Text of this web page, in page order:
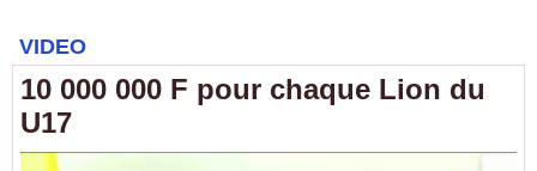
VIDEO
10 000 000 F pour chaque Lion du
U17